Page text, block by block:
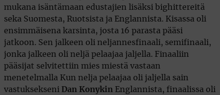
mukana isäntämaan edustajien lisäksi bighittereitä
seka Suomesta, Ruotsista ja Englannista. Kisassa oli
ensimmäisena karsinta, josta 16 parasta pääsi
jatkoon. Sen jalkeen oli neljannesfinaali, semifinaali,
jonka jalkeen oli neljä pelaajaa jaljella. Finaaliin
pääsijat selvitettiin mies miestä vastaan
menetelmalla Kun nelja pelaajaa oli jaljella sain
vastuksekseni
Dan Konykin Englannista, finaalissa oli